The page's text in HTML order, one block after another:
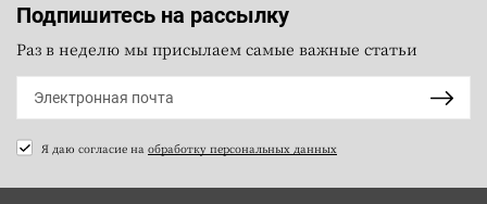
Подпишитесь на рассылку
Раз в неделю мы присылаем самые важные статьи
Я даю согласие на обработку персональных данных